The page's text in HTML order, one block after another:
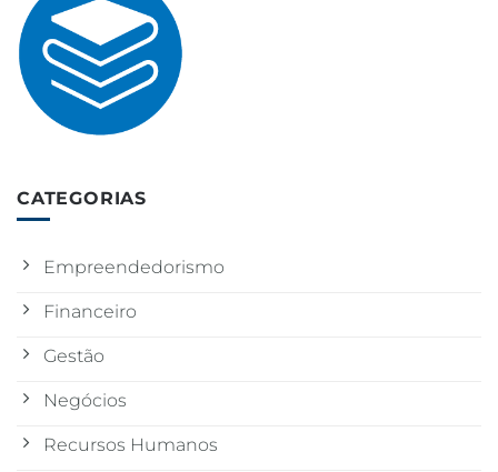
CATEGORIAS
Empreendedorismo
Financeiro
Gestão
Negócios
Recursos Humanos